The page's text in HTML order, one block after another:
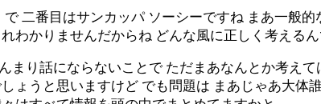
二番目はサンカッパ ソーシーですね まあ一般
わかりませんだからね どんな風に正しく考える
まり話にならないことで ただまあなんとか考え
ょうと思いますけど でも問題は まあじゃあ大体